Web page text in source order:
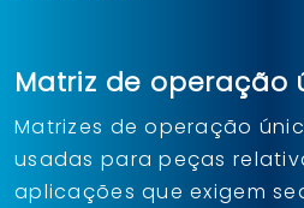
Matriz de operação
Matrizes de operação
usadas para peças
aplicações que exigem